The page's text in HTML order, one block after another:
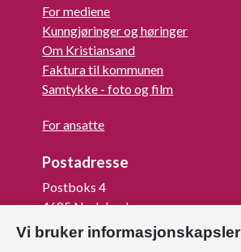
For mediene
Kunngjøringer og høringer
Om Kristiansand
Faktura til kommunen
Samtykke - foto og film
For ansatte
Postadresse
Postboks 4
4685 Nodeland
Org.nr: 820 852 982
Vi bruker informasjonskapsler